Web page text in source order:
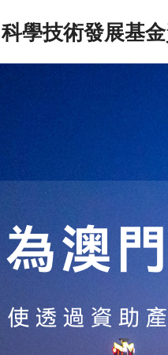
科學技術發展基